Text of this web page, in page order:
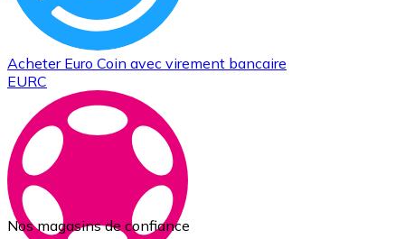
Acheter Euro Coin avec virement bancaire
EURC
Nos magasins de confiance